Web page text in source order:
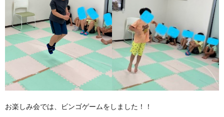
お楽しみ会では、ビンゴゲームをしました！！